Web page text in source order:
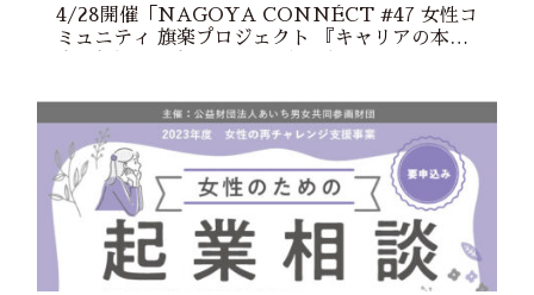
4/28開催「NAGOYA CONNÉCT #47 女性コ
ミュニティ 旗楽プロジェクト 『キャリアの本